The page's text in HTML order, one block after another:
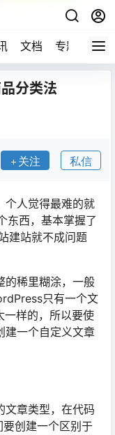
文档 专题 导航
分类法
关注 私信
个人觉得最难的就
东西，基本掌握了
建站就不成问题
的稀里糊涂，一般
只有一个文
一样的，所以要使
建一个自定义文章
文章类型，在代码
创建一个区别于